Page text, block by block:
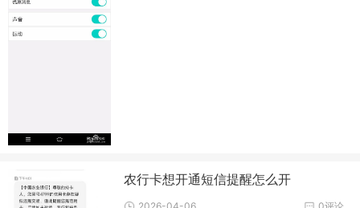
农行卡想开通短信提醒怎么开